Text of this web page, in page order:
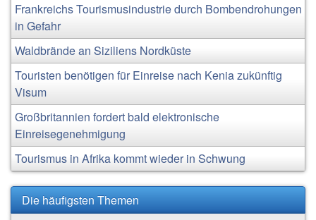
Frankreichs Tourismusindustrie durch Bombendrohungen
in Gefahr
Waldbrände an Siziliens Nordküste
Touristen benötigen für Einreise nach Kenia zukünftig
Visum
Großbritannien fordert bald elektronische
Einreisegenehmigung
Tourismus in Afrika kommt wieder in Schwung
Die häufigsten Themen